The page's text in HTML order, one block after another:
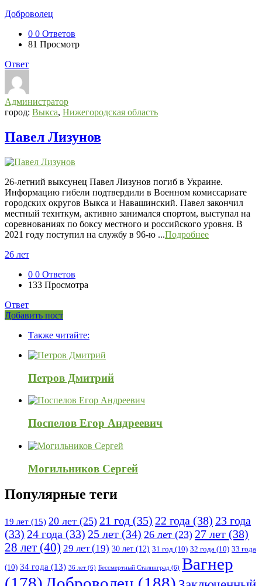
Доброволец
0 0 Ответов
81 Просмотр
Ответ
Администратор
город: Выкса, Нижегородская область
Павел Лизунов
26-летний выксунец Павел Лизунов погиб в Украине.
Информацию гибели подтвердили в Военном комиссариате
городских округов Выкса и Навашинский. Павел закончил
местный технткум, активно занимался спортом, выступал на
соревнованиях по боксу местного и российского уровня. В
2021 году поступил на службу в 96-ю ...Подробнее
26 лет
0 0 Ответов
133 Просмотра
Ответ
Боковая
Добавить пост
120x600Также читайте:
Петров Дмитрий
Поспелов Егор Андреевич
Могильников Сергей
Популярные теги
19 лет (15) 20 лет (25) 21 год (35) 22 года (38) 23 года
(33) 24 года (33) 25 лет (34) 26 лет (23) 27 лет (38)
28 лет (40) 29 лет(19) 30 лет (12) 31 год (10) 32 года (10) 33 года
(10) 34 года (13) 36 лет (6) Бессмертный Сталинград (6) Вагнер